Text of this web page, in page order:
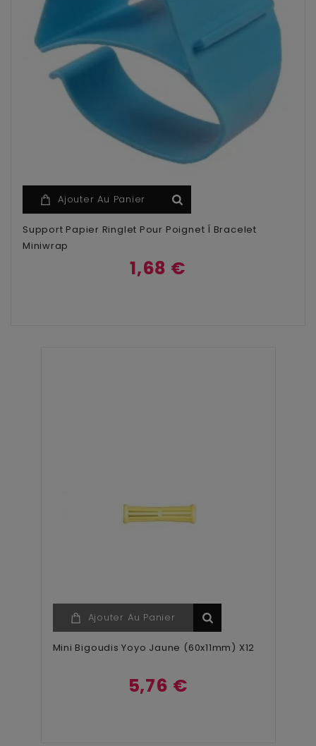
Ajouter Au Panier
Support Papier Ringlet Pour Poignet Í Bracelet
Miniwrap
1,68 €
Ajouter Au Panier
Mini Bigoudis Yoyo Jaune (60x11mm) X12
5,76 €